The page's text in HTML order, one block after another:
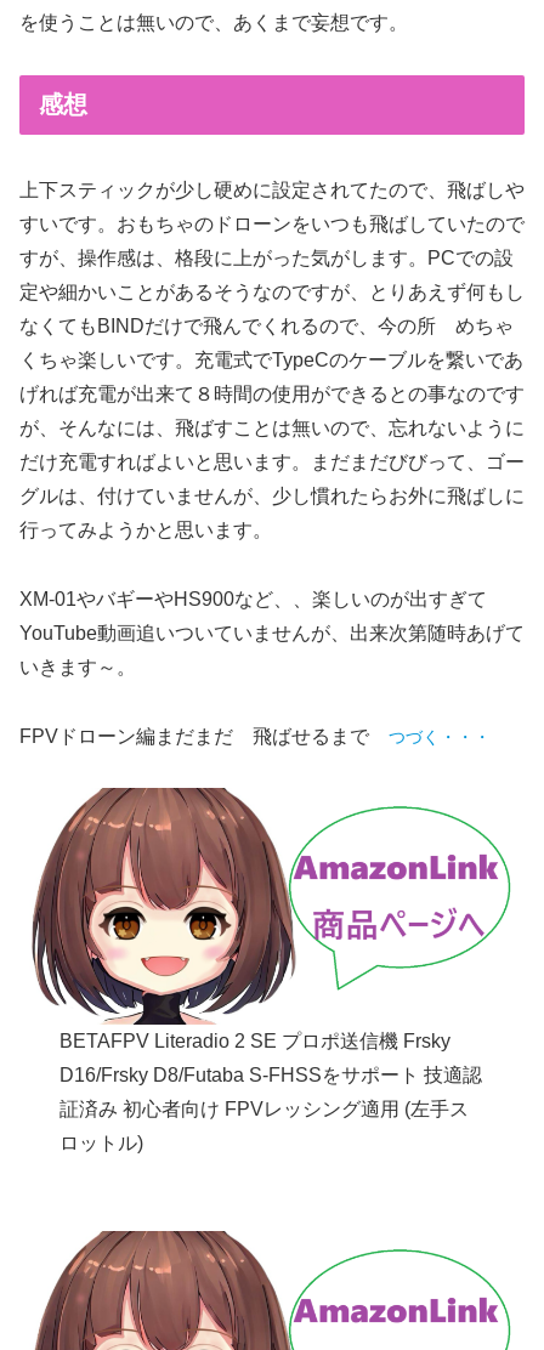
を使うことは無いので、あくまで妄想です。
感想
上下スティックが少し硬めに設定されてたので、飛ばしや
すいです。おもちゃのドローンをいつも飛ばしていたので
すが、操作感は、格段に上がった気がします。PCでの設
定や細かいことがあるそうなのですが、とりあえず何もし
なくてもBINDだけで飛んでくれるので、今の所 めちゃ
くちゃ楽しいです。充電式でTypeCのケーブルを繋いであ
げれば充電が出来て８時間の使用ができるとの事なのです
が、そんなには、飛ばすことは無いので、忘れないように
だけ充電すればよいと思います。まだまだびびって、ゴー
グルは、付けていませんが、少し慣れたらお外に飛ばしに
行ってみようかと思います。
XM-01やバギーやHS900など、、楽しいのが出すぎて
YouTube動画追いついていませんが、出来次第随時あげて
いきます～。
FPVドローン編まだまだ 飛ばせるまで つづく・・・
BETAFPV Literadio 2 SE プロポ送信機 Frsky
D16/Frsky D8/Futaba S-FHSSをサポート 技適認
証済み 初心者向け FPVレッシング適用 (左手ス
ロットル)